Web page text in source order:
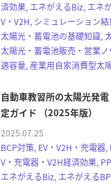
済効果, エネがえるBiz, エネ
V・V2H, シミュレーション
太陽光・蓄電池の基礎知識,
太陽光・蓄電池販売・営業
適容量, 産業用自家消費型太
自動車教習所の太陽光発
定ガイド （2025年版）
2025.07.25
BCP対策, EV・V2H・充電器
V・充電器・V2H経済効果,
エネがえるBiz, エネがえる